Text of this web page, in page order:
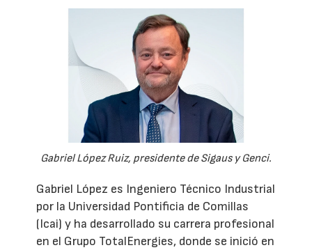
Gabriel López Ruiz, presidente de Sigaus y Genci.
Gabriel López es Ingeniero Técnico Industrial
por la Universidad Pontificia de Comillas
(Icai) y ha desarrollado su carrera profesional
en el Grupo TotalEnergies, donde se inició en